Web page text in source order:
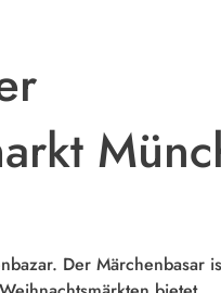
Der Märchenbasar